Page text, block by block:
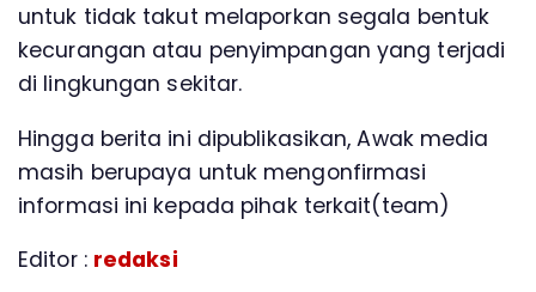
untuk tidak takut melaporkan segala bentuk
kecurangan atau penyimpangan yang terjadi
di lingkungan sekitar.
Hingga berita ini dipublikasikan, Awak media
masih berupaya untuk mengonfirmasi
informasi ini kepada pihak terkait(team)
Editor : redaksi